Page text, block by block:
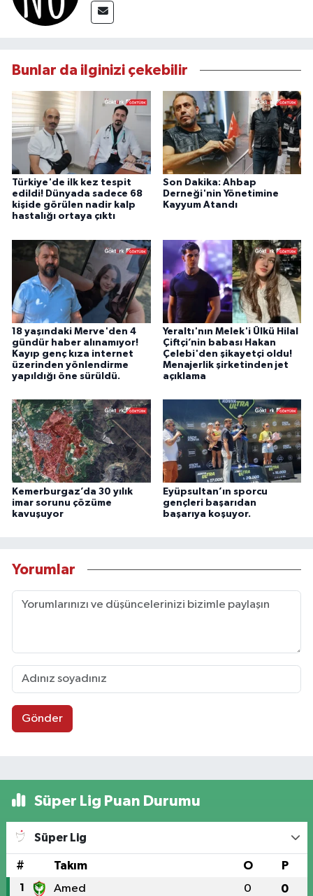
Bunlar da ilginizi çekebilir
Türkiye'de ilk kez tespit
edildi! Dünyada sadece 68
kişide görülen nadir kalp
hastalığı ortaya çıktı
Son Dakika: Ahbap
Derneği'nin Yönetimine
Kayyum Atandı
18 yaşındaki Merve'den 4
gündür haber alınamıyor!
Kayıp genç kıza internet
üzerinden yönlendirme
yapıldığı öne sürüldü.
Yeraltı'nın Melek'i Ülkü Hilal
Çiftçi’nin babası Hakan
Çelebi'den şikayetçi oldu!
Menajerlik şirketinden jet
açıklama
Kemerburgaz’da 30 yılık
imar sorunu çözüme
kavuşuyor
Eyüpsultan’ın sporcu
gençleri başarıdan
başarıya koşuyor.
Yorumlar
Gönder
Süper Lig Puan Durumu
Süper Lig
# Takım O P
1 Amed 0 0